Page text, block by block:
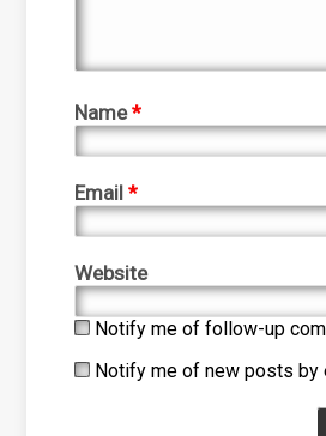
Name*
Email*
Website
Notify me of follow-up
Notify me of new posts by